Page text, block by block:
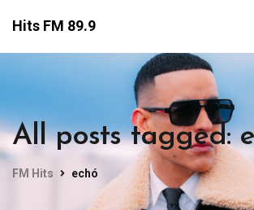
Hits FM 89.9
All posts tagged:
FM Hits echó